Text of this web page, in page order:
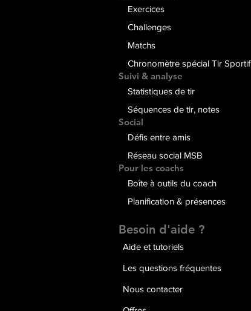
Exercices
Challenges
Matchs
Chronomètre spécial Tir Sportif
Suivi & analyse
Statistiques de tir
Séquences de tir, notes
Social
Défis entre amis
Réseau social MSB
Pour les coachs
Boîte à outils du coach
Planification & présences
Besoin d'aide ?
Aide et tutoriels
Les questions fréquentes
Nous contacter